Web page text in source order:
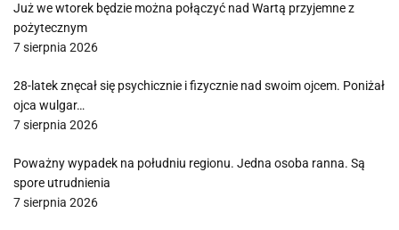
Już we wtorek będzie można połączyć nad Wartą przyjemne z
pożytecznym
7 sierpnia 2026
28-latek znęcał się psychicznie i fizycznie nad swoim ojcem. Poniżał
ojca wulgar…
7 sierpnia 2026
Poważny wypadek na południu regionu. Jedna osoba ranna. Są
spore utrudnienia
7 sierpnia 2026